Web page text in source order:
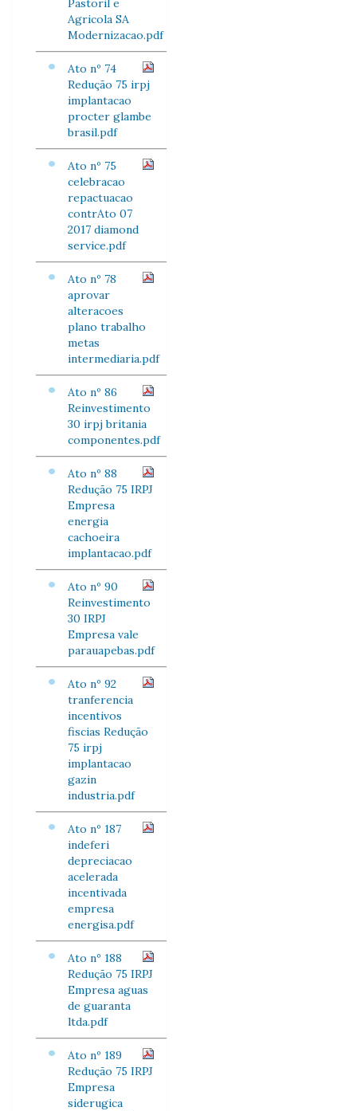
Pastoril e
Agricola SA
Modernizacao.pdf
Ato nº 74
Redução 75 irpj
implantacao
procter glambe
brasil.pdf
Ato nº 75
celebracao
repactuacao
contrAto 07
2017 diamond
service.pdf
Ato nº 78
aprovar
alteracoes
plano trabalho
metas
intermediaria.pdf
Ato nº 86
Reinvestimento
30 irpj britania
componentes.pdf
Ato nº 88
Redução 75 IRPJ
Empresa
energia
cachoeira
implantacao.pdf
Ato nº 90
Reinvestimento
30 IRPJ
Empresa vale
parauapebas.pdf
Ato nº 92
tranferencia
incentivos
fiscias Redução
75 irpj
implantacao
gazin
industria.pdf
Ato nº 187
indeferi
depreciacao
acelerada
incentivada
empresa
energisa.pdf
Ato nº 188
Redução 75 IRPJ
Empresa aguas
de guaranta
ltda.pdf
Ato nº 189
Redução 75 IRPJ
Empresa
siderugica